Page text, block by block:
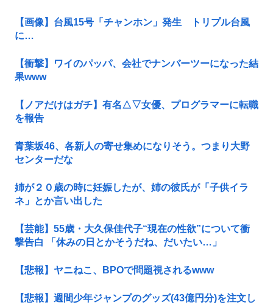
【画像】台風15号「チャンホン」発生 トリプル台風
に…
【衝撃】ワイのパッパ、会社でナンバーツーになった結
果www
【ノアだけはガチ】有名△▽女優、プログラマーに転職
を報告
青葉坂46、各新人の寄せ集めになりそう。つまり大野
センターだな
姉が２０歳の時に妊娠したが、姉の彼氏が「子供イラ
ネ」とか言い出した
【芸能】55歳・大久保佳代子“現在の性欲”について衝
撃告白 「休みの日とかそうだね、だいたい…」
【悲報】ヤニねこ、BPOで問題視されるwww
【悲報】週間少年ジャンプのグッズ(43億円分)を注文し